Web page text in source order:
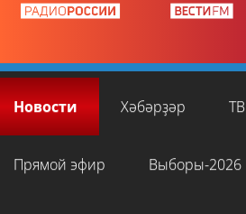
Новости Хәбәрҙәр ТВ
Прямой эфир Выборы-2026